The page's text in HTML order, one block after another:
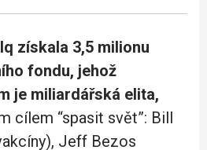
získala 3,5 milionu
fondu, jehož
je miliardářská elita,
cílem “spasit svět”: Bill
Jeff Bezos